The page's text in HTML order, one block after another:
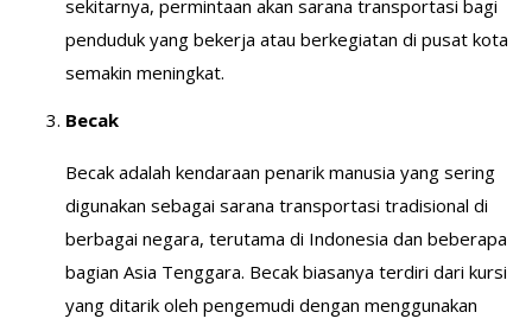
sekitarnya, permintaan akan sarana transportasi bagi
penduduk yang bekerja atau berkegiatan di pusat kota
semakin meningkat.
Becak
Becak adalah kendaraan penarik manusia yang sering
digunakan sebagai sarana transportasi tradisional di
berbagai negara, terutama di Indonesia dan beberapa
bagian Asia Tenggara. Becak biasanya terdiri dari kursi
yang ditarik oleh pengemudi dengan menggunakan